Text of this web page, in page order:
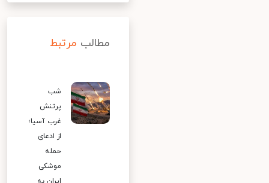
مطالب مرتبط
شب
پرتنش
غرب آسیا؛
از ادعای
حمله
موشکی